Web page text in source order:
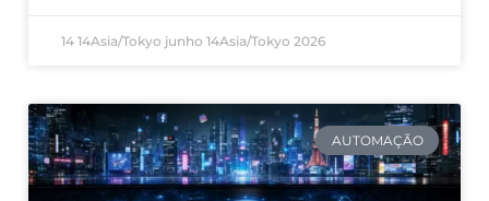
14 14Asia/Tokyo junho 14Asia/Tokyo 2026
AUTOMAÇÃO